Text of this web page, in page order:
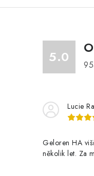
5.0
Lucie
Geloren HA
několik let. Za